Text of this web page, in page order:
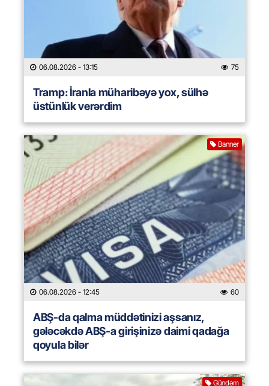
06.08.2026 - 13:15 75
Tramp: İranla müharibəyə yox, sülhə
üstünlük verərdim
Banner
06.08.2026 - 12:45 60
ABŞ-da qalma müddətinizi aşsanız,
gələcəkdə ABŞ-a girişinizə daimi qadağa
qoyula bilər
Gündəm